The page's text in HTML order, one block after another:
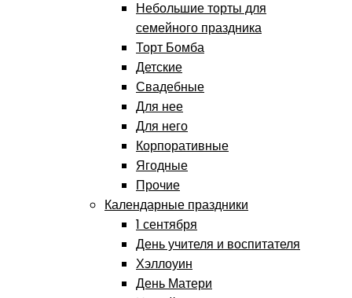
Небольшие торты для
семейного праздника
Торт Бомба
Детские
Свадебные
Для нее
Для него
Корпоративные
Ягодные
Прочие
Календарные праздники
1 сентября
День учителя и воспитателя
Хэллоуин
День Матери